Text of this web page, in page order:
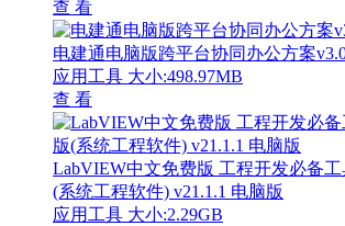
查 看
电建通电脑版跨平台协同办公方案
应用工具 大小:498.97MB
查 看
LabVIEW中文免费版 工程开发必备工
(系统工程软件) v21.1.1 电脑版
应用工具 大小:2.29GB